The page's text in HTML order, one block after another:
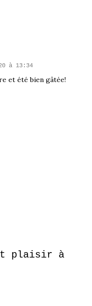
à 13:34
et été bien gâtée!
plaisir à